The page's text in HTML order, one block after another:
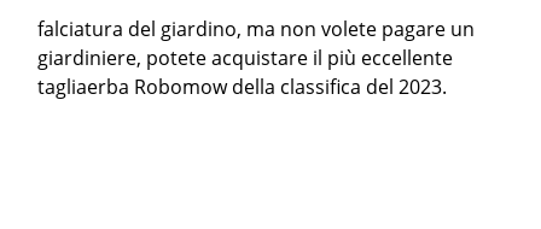
falciatura del giardino, ma non volete pagare un
giardiniere, potete acquistare il più eccellente
tagliaerba Robomow della classifica del 2023.